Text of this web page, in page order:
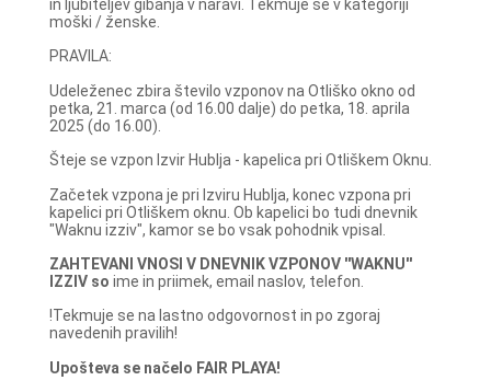
in ljubiteljev gibanja v naravi. Tekmuje se v kategoriji
moški / ženske.
PRAVILA:
Udeleženec zbira število vzponov na Otliško okno od
petka, 21. marca (od 16.00 dalje) do petka, 18. aprila
2025 (do 16.00).
Šteje se vzpon Izvir Hublja - kapelica pri Otliškem Oknu.
Začetek vzpona je pri Izviru Hublja, konec vzpona pri
kapelici pri Otliškem oknu. Ob kapelici bo tudi dnevnik
"Waknu izziv", kamor se bo vsak pohodnik vpisal.
ZAHTEVANI VNOSI V DNEVNIK VZPONOV ''WAKNU''
IZZIV so ime in priimek, email naslov, telefon.
!Tekmuje se na lastno odgovornost in po zgoraj
navedenih pravilih!
Upošteva se načelo FAIR PLAYA!